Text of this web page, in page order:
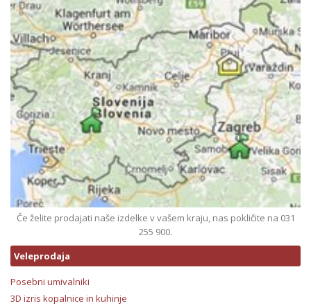
Če želite prodajati naše izdelke v vašem kraju, nas pokličite na 031
255 900.
Veleprodaja
Posebni umivalniki
3D izris kopalnice in kuhinje